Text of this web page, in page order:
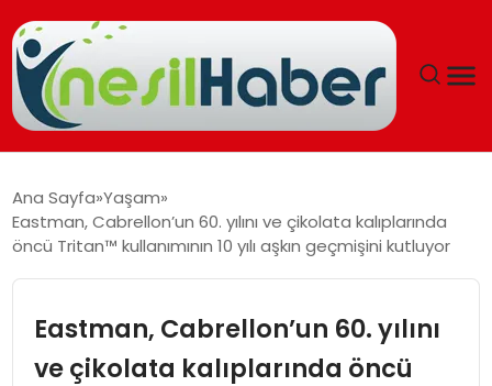
GÜNCEL
Ana Sayfa Yaşam
Eastman, Cabrellon’un 60. yılını ve çikolata kalıplarında
öncü Tritan™ kullanımının 10 yılı aşkın geçmişini kutluyor
Eastman, Cabrellon’un 60. yılını
ve çikolata kalıplarında öncü